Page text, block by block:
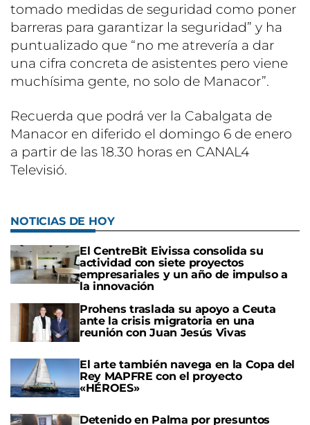
tomado medidas de seguridad como poner
barreras para garantizar la seguridad” y ha
puntualizado que “no me atrevería a dar
una cifra concreta de asistentes pero viene
muchísima gente, no solo de Manacor”.
Recuerda que podrá ver la Cabalgata de
Manacor en diferido el domingo 6 de enero
a partir de las 18.30 horas en CANAL4
Televisió.
NOTICIAS DE HOY
El CentreBit Eivissa consolida su
actividad con siete proyectos
empresariales y un año de impulso a
la innovación
Prohens traslada su apoyo a Ceuta
ante la crisis migratoria en una
reunión con Juan Jesús Vivas
El arte también navega en la Copa del
Rey MAPFRE con el proyecto
«HÉROES»
Detenido en Palma por presuntos